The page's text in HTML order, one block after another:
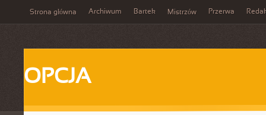
Strona główna Archiwum Bartek Mistrzów Przerwa
OPCJA